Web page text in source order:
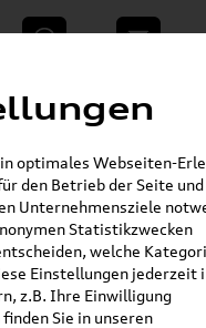
WhatsApp E-Mail
und Zubehör »
Felgen »
mit
x 45
optimales Webseiten-
den Betrieb der Seite
Unternehmensziele
Statistikzwecken
welche
Einstellungen jederzeit
z.B. Ihre Einwilligung
Sie in unseren